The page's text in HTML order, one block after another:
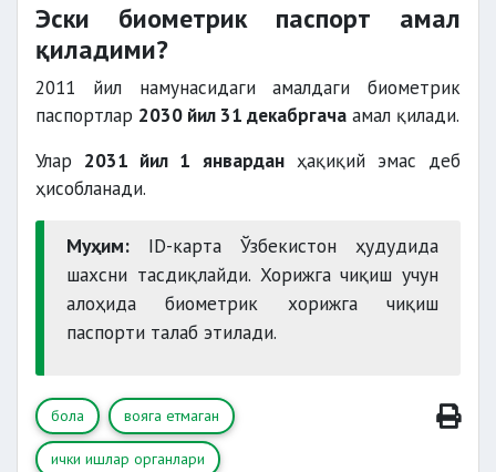
Эски биометрик паспорт амал
қиладими?
2011 йил намунасидаги амалдаги биометрик
паспортлар 2030 йил 31 декабргача амал қилади.
Улар 2031 йил 1 январданҳақиқий эмас деб
ҳисобланади.
Муҳим: ID-карта Ўзбекистон ҳудудида
шахсни тасдиқлайди. Хорижга чиқиш учун
алоҳида биометрик хорижга чиқиш
паспорти талаб этилади.
бола вояга етмаган
ички ишлар органлари